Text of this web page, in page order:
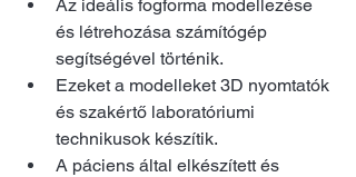
Az ideális fogforma modellezése
és létrehozása számítógép
segítségével történik.
Ezeket a modelleket 3D nyomtatók
és szakértő laboratóriumi
technikusok készítik.
A páciens által elkészített és